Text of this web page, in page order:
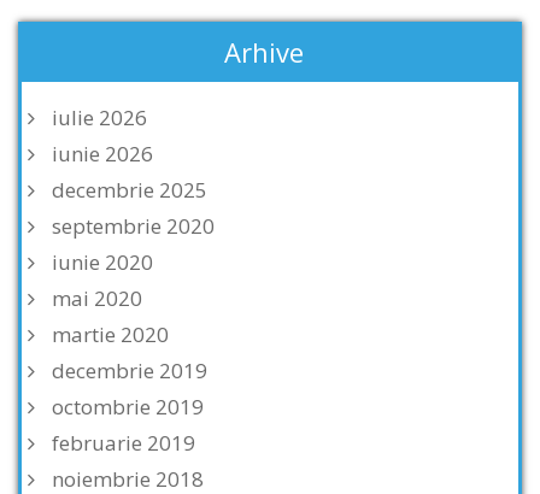
Arhive
iulie 2026
iunie 2026
decembrie 2025
septembrie 2020
iunie 2020
mai 2020
martie 2020
decembrie 2019
octombrie 2019
februarie 2019
noiembrie 2018